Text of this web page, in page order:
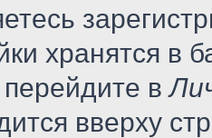
хранятся в
перейдите в
вверху